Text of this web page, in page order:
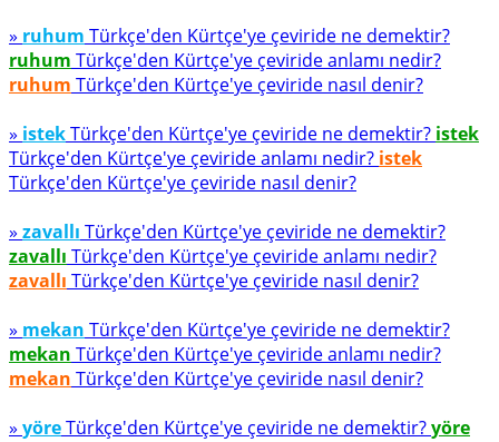
» ruhum Türkçe'den Kürtçe'ye çeviride ne demektir?
ruhum Türkçe'den Kürtçe'ye çeviride anlamı nedir?
ruhum Türkçe'den Kürtçe'ye çeviride nasıl denir?
» istekTürkçe'den Kürtçe'ye çeviride ne demektir? istek
Türkçe'den Kürtçe'ye çeviride anlamı nedir? istek
Türkçe'den Kürtçe'ye çeviride nasıl denir?
» zavallı Türkçe'den Kürtçe'ye çeviride ne demektir?
zavallı Türkçe'den Kürtçe'ye çeviride anlamı nedir?
zavallı Türkçe'den Kürtçe'ye çeviride nasıl denir?
» mekan Türkçe'den Kürtçe'ye çeviride ne demektir?
mekan Türkçe'den Kürtçe'ye çeviride anlamı nedir?
mekan Türkçe'den Kürtçe'ye çeviride nasıl denir?
» yöreTürkçe'den Kürtçe'ye çeviride ne demektir?yöre